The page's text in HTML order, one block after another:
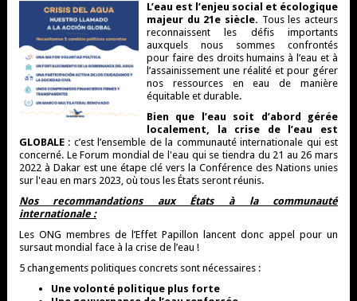
L’eau est l’enjeu social et écologique
majeur du 21e siècle. Tous les acteurs
reconnaissent les défis importants
auxquels nous sommes confrontés
pour faire des droits humains à l’eau et à
l’assainissement une réalité et pour gérer
nos ressources en eau de manière
équitable et durable.
Bien que l’eau soit d’abord gérée
localement, la crise de l’eau est
GLOBALE: c’est l’ensemble de la communauté internationale qui est
concerné. Le Forum mondial de l'eau qui se tiendra du 21 au 26 mars
2022 à Dakar est une étape clé vers la Conférence des Nations unies
sur l'eau en mars 2023, où tous les États seront réunis.
Nos recommandations aux États à la communauté
internationale :
Les ONG membres de l’Effet Papillon lancent donc appel pour un
sursaut mondial face à la crise de l’eau !
5 changements politiques concrets sont nécessaires :
Une volonté politique plus forte